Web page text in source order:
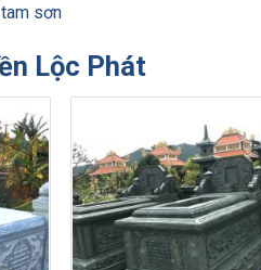
sơn
Lộc Phát